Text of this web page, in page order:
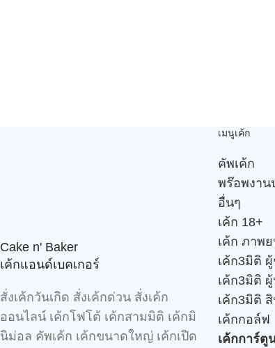
Cake n' Baker
เค้กแอนด์เบคเกอร์
สั่งเค้กวันเกิด สั่งเค้กด่วน สั่งเค้ก
ออนไลน์ เค้กโฟโต้ เค้กสามมิติ เค้กมิ
นิม่อล คัพเค้ก เค้กขนาดใหญ่ เค้กเปิด
เมนูเค้ก
คัพเค้ก
พร๊อพงาน
อื่นๆ
เค้ก 18+
เค้ก ภาพ
เค้ก3มิติ
เค้ก3มิติ
เค้ก3มิติ
เค้กกอล์ฟ
เค้กการ์ตู